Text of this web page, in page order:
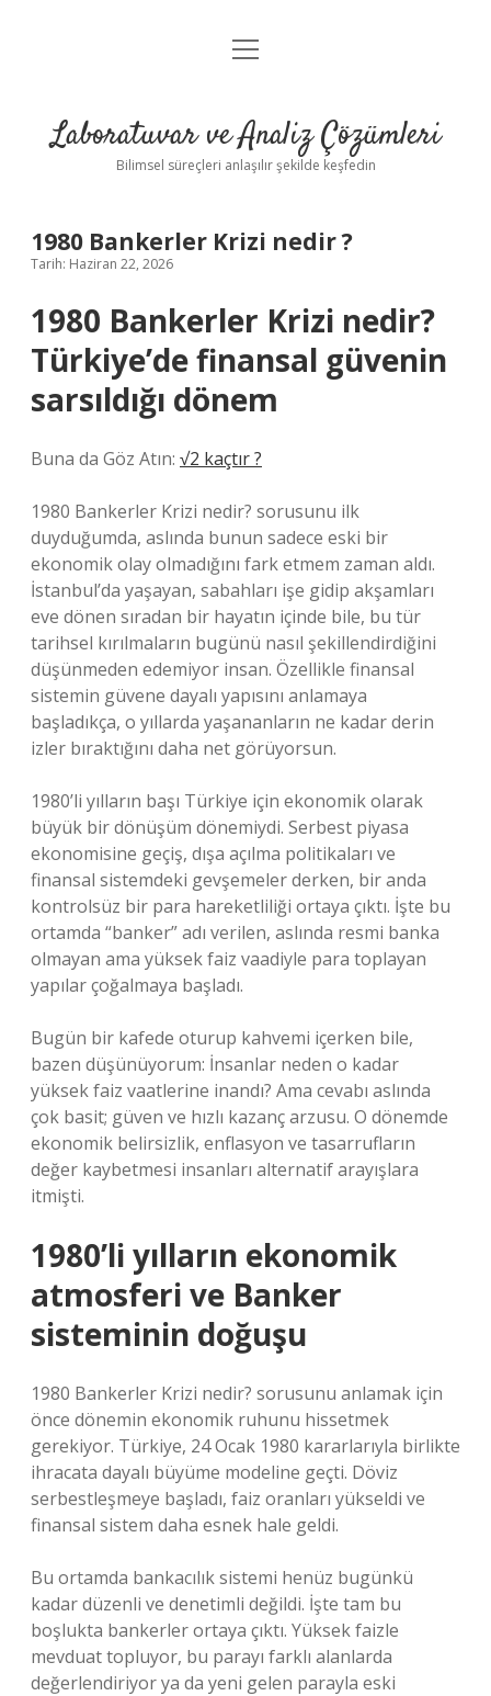
Anasayfa
Yasal Uyarı
menüyü
Laboratuvar ve Analiz Çözümleri
Bilimsel süreçleri anlaşılır şekilde keşfedin
1980 Bankerler Krizi nedir ?
Tarih: Haziran 22, 2026
1980 Bankerler Krizi nedir?
Türkiye’de finansal güvenin
sarsıldığı dönem
Buna da Göz Atın: √2 kaçtır ?
1980 Bankerler Krizi nedir? sorusunu ilk
duyduğumda, aslında bunun sadece eski bir
ekonomik olay olmadığını fark etmem zaman aldı.
İstanbul’da yaşayan, sabahları işe gidip akşamları
eve dönen sıradan bir hayatın içinde bile, bu tür
tarihsel kırılmaların bugünü nasıl şekillendirdiğini
düşünmeden edemiyor insan. Özellikle finansal
sistemin güvene dayalı yapısını anlamaya
başladıkça, o yıllarda yaşananların ne kadar derin
izler bıraktığını daha net görüyorsun.
1980’li yılların başı Türkiye için ekonomik olarak
büyük bir dönüşüm dönemiydi. Serbest piyasa
ekonomisine geçiş, dışa açılma politikaları ve
finansal sistemdeki gevşemeler derken, bir anda
kontrolsüz bir para hareketliliği ortaya çıktı. İşte bu
ortamda “banker” adı verilen, aslında resmi banka
olmayan ama yüksek faiz vaadiyle para toplayan
yapılar çoğalmaya başladı.
Bugün bir kafede oturup kahvemi içerken bile,
bazen düşünüyorum: İnsanlar neden o kadar
yüksek faiz vaatlerine inandı? Ama cevabı aslında
çok basit; güven ve hızlı kazanç arzusu. O dönemde
ekonomik belirsizlik, enflasyon ve tasarrufların
değer kaybetmesi insanları alternatif arayışlara
itmişti.
1980’li yılların ekonomik
atmosferi ve Banker
sisteminin doğuşu
1980 Bankerler Krizi nedir? sorusunu anlamak için
önce dönemin ekonomik ruhunu hissetmek
gerekiyor. Türkiye, 24 Ocak 1980 kararlarıyla birlikte
ihracata dayalı büyüme modeline geçti. Döviz
serbestleşmeye başladı, faiz oranları yükseldi ve
finansal sistem daha esnek hale geldi.
Bu ortamda bankacılık sistemi henüz bugünkü
kadar düzenli ve denetimli değildi. İşte tam bu
boşlukta bankerler ortaya çıktı. Yüksek faizle
mevduat topluyor, bu parayı farklı alanlarda
değerlendiriyor ya da yeni gelen parayla eski